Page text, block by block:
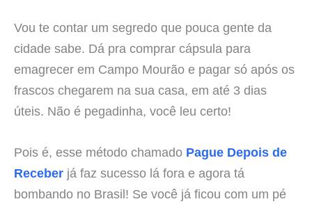
Vou te contar um segredo que pouca gente da
cidade sabe. Dá pra comprar cápsula para
emagrecer em Campo Mourão e pagar só após os
frascos chegarem na sua casa, em até 3 dias
úteis. Não é pegadinha, você leu certo!
Pois é, esse método chamado Pague Depois de
Receber já faz sucesso lá fora e agora tá
bombando no Brasil! Se você já ficou com um pé